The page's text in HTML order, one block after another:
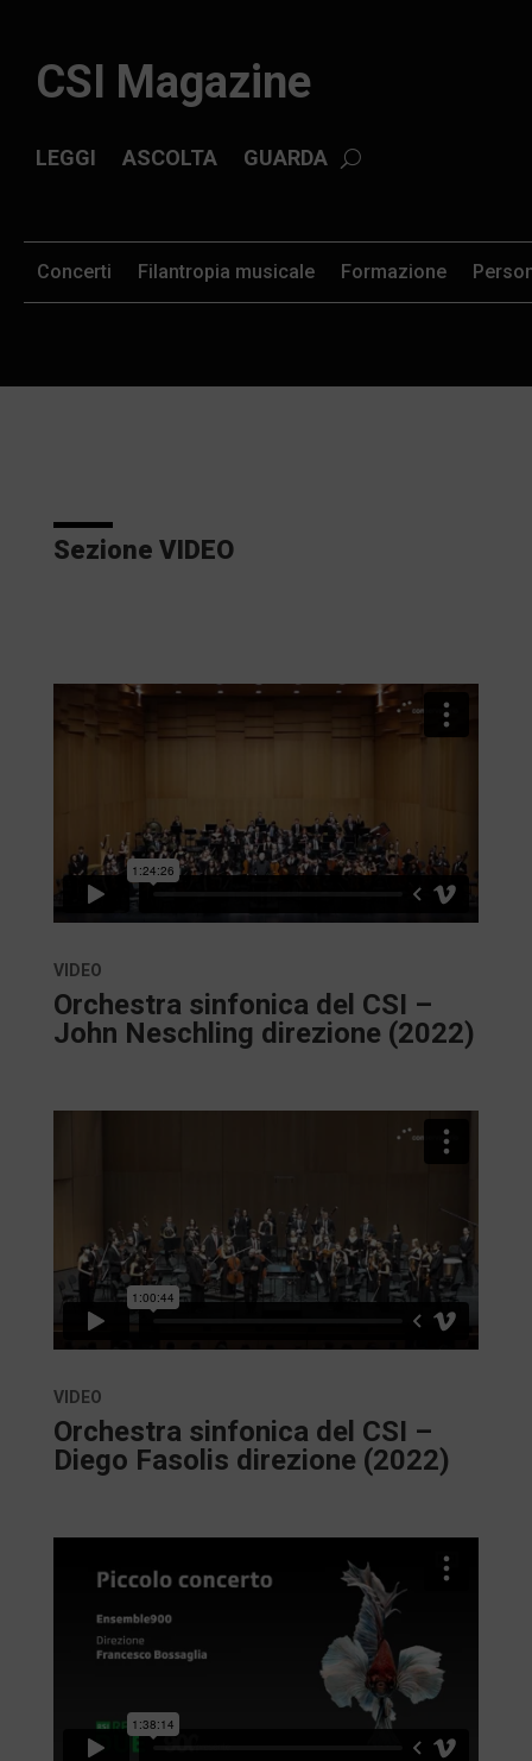
CSI Magazine
ASCOLTA GUARDA
LEGGI
Formazione
Concerti Filantropia musicale
Sezione VIDEO
Orchestra sinfonica del CSI –
John Neschling direzione (2022)
VIDEO
Orchestra sinfonica del CSI –
Diego Fasolis direzione (2022)
VIDEO